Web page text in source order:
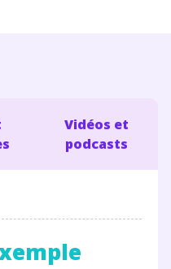
Vidéos et
podcasts